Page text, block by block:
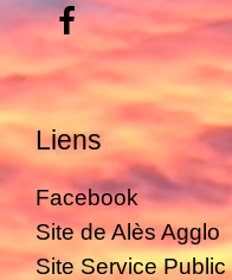
Liens
Facebook
Site de Alès Agglo
Site Service Public